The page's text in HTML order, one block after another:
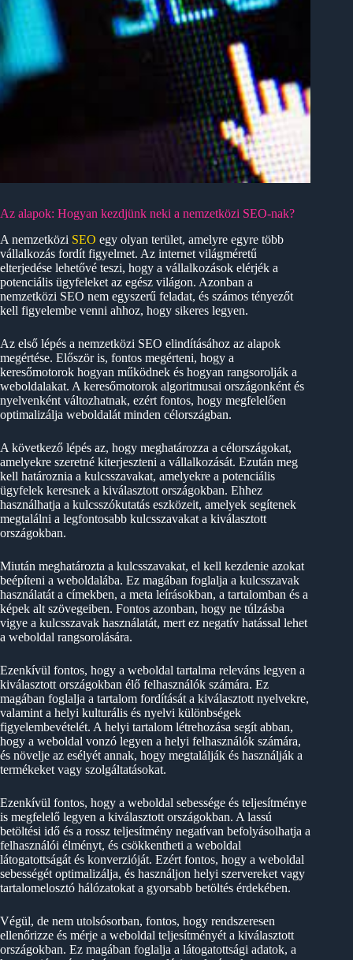
Az alapok: Hogyan kezdjünk neki a nemzetközi SEO-nak?
A nemzetközi SEO egy olyan terület, amelyre egyre több
vállalkozás fordít figyelmet. Az internet világméretű
elterjedése lehetővé teszi, hogy a vállalkozások elérjék a
potenciális ügyfeleket az egész világon. Azonban a
nemzetközi SEO nem egyszerű feladat, és számos tényezőt
kell figyelembe venni ahhoz, hogy sikeres legyen.
Az első lépés a nemzetközi SEO elindításához az alapok
megértése. Először is, fontos megérteni, hogy a
keresőmotorok hogyan működnek és hogyan rangsorolják a
weboldalakat. A keresőmotorok algoritmusai országonként és
nyelvenként változhatnak, ezért fontos, hogy megfelelően
optimalizálja weboldalát minden célországban.
A következő lépés az, hogy meghatározza a célországokat,
amelyekre szeretné kiterjeszteni a vállalkozását. Ezután meg
kell határoznia a kulcsszavakat, amelyekre a potenciális
ügyfelek keresnek a kiválasztott országokban. Ehhez
használhatja a kulcsszókutatás eszközeit, amelyek segítenek
megtalálni a legfontosabb kulcsszavakat a kiválasztott
országokban.
Miután meghatározta a kulcsszavakat, el kell kezdenie azokat
beépíteni a weboldalába. Ez magában foglalja a kulcsszavak
használatát a címekben, a meta leírásokban, a tartalomban és a
képek alt szövegeiben. Fontos azonban, hogy ne túlzásba
vigye a kulcsszavak használatát, mert ez negatív hatással lehet
a weboldal rangsorolására.
Ezenkívül fontos, hogy a weboldal tartalma releváns legyen a
kiválasztott országokban élő felhasználók számára. Ez
magában foglalja a tartalom fordítását a kiválasztott nyelvekre,
valamint a helyi kulturális és nyelvi különbségek
figyelembevételét. A helyi tartalom létrehozása segít abban,
hogy a weboldal vonzó legyen a helyi felhasználók számára,
és növelje az esélyét annak, hogy megtalálják és használják a
termékeket vagy szolgáltatásokat.
Ezenkívül fontos, hogy a weboldal sebessége és teljesítménye
is megfelelő legyen a kiválasztott országokban. A lassú
betöltési idő és a rossz teljesítmény negatívan befolyásolhatja a
felhasználói élményt, és csökkentheti a weboldal
látogatottságát és konverzióját. Ezért fontos, hogy a weboldal
sebességét optimalizálja, és használjon helyi szervereket vagy
tartalomelosztó hálózatokat a gyorsabb betöltés érdekében.
Végül, de nem utolsósorban, fontos, hogy rendszeresen
ellenőrizze és mérje a weboldal teljesítményét a kiválasztott
országokban. Ez magában foglalja a látogatottsági adatok, a